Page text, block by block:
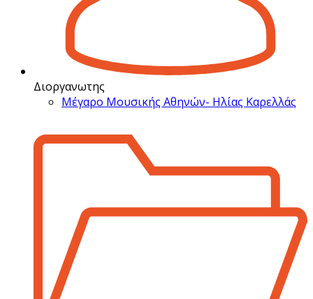
Διοργανωτης
Μέγαρο Μουσικής Αθηνών- Ηλίας Καρελλάς